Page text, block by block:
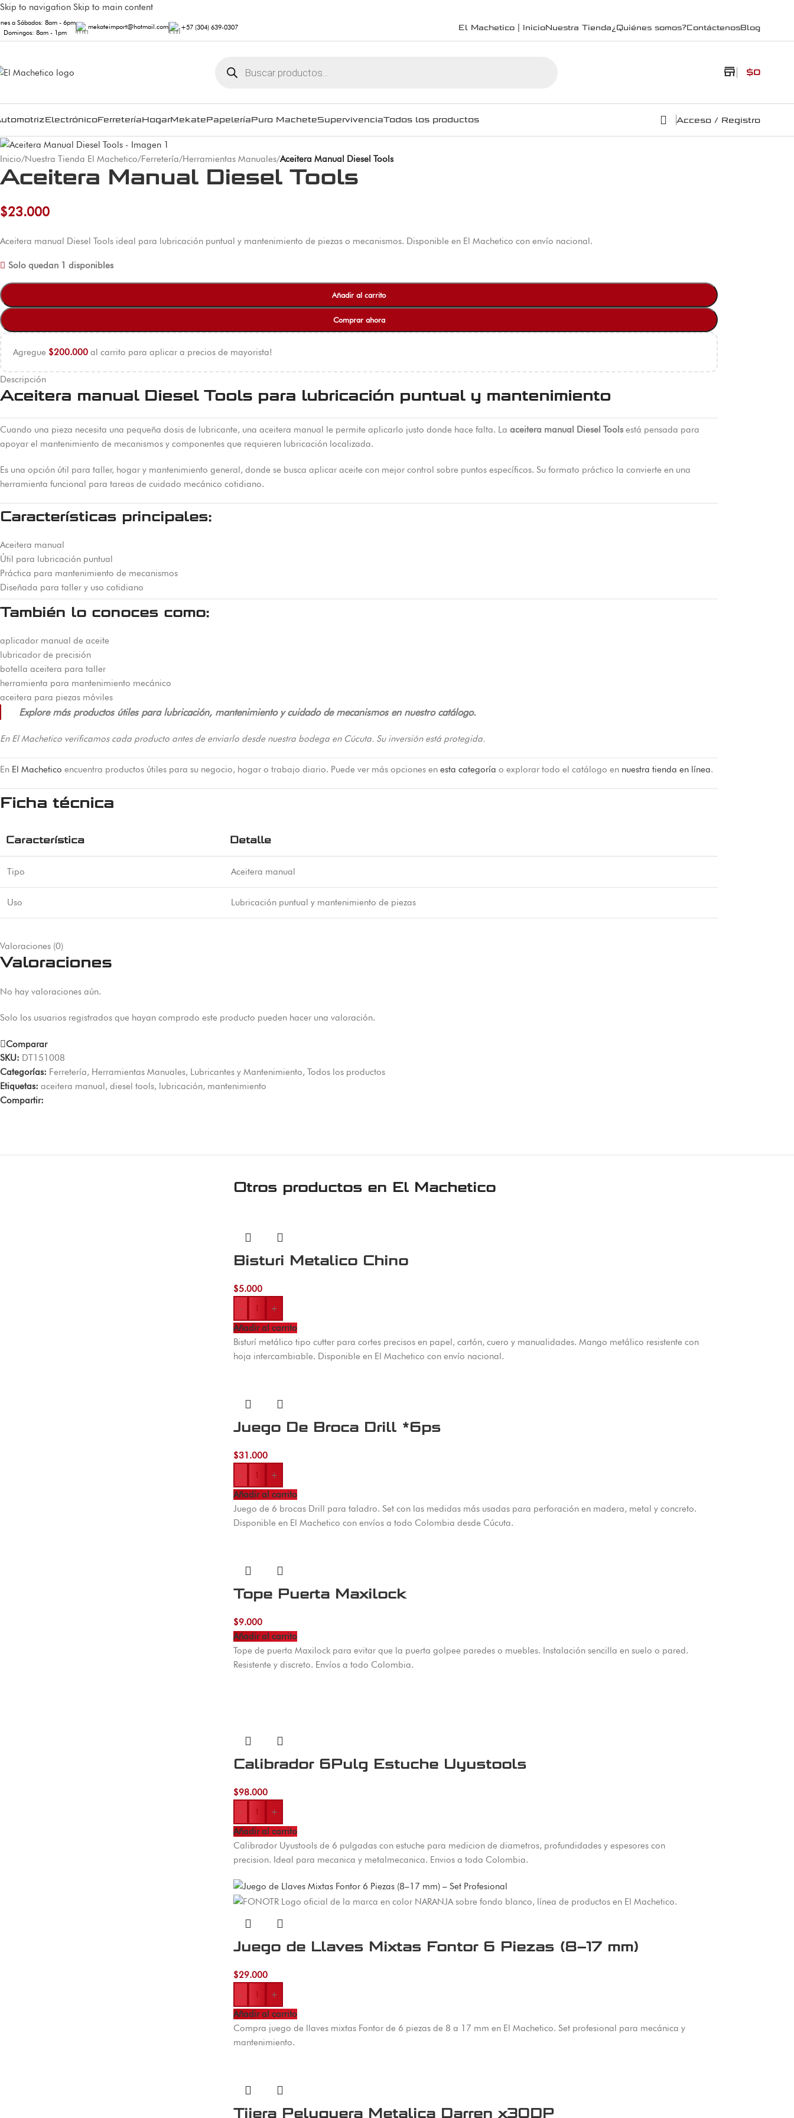
Skip to navigation Skip to main content
a Sábados: 8am - 6pm
Domingos: 8am - 1pm
mekateimport@hotmail.com +57 (304) 639-0307 El Machetico | InicioNuestra Tienda¿Quiénes somos?ContáctenosBlog
store $0
ElectrónicoFerreteríaHogarMekatePapeleríaPuro MacheteSupervivenciaTodos los productos Acceso / Registro
Inicio/Nuestra Tienda El Machetico/Ferretería/Herramientas Manuales/Aceitera Manual Diesel Tools
Aceitera Manual Diesel Tools
$23.000
Aceitera manual Diesel Tools ideal para lubricación puntual y mantenimiento de piezas o mecanismos. Disponible en El Machetico con envío nacional.
Solo quedan 1 disponibles
Añadir al carrito
Comprar ahora
Agregue $200.000 al carrito para aplicar a precios de mayorista!
Descripción
Aceitera manual Diesel Tools para lubricación puntual y mantenimiento
Cuando una pieza necesita una pequeña dosis de lubricante, una aceitera manual le permite aplicarlo justo donde hace falta. La aceitera manual Diesel Tools está pensada para
apoyar el mantenimiento de mecanismos y componentes que requieren lubricación localizada.
Es una opción útil para taller, hogar y mantenimiento general, donde se busca aplicar aceite con mejor control sobre puntos específicos. Su formato práctico la convierte en una
herramienta funcional para tareas de cuidado mecánico cotidiano.
Características principales:
Aceitera manual
Útil para lubricación puntual
Práctica para mantenimiento de mecanismos
Diseñada para taller y uso cotidiano
También lo conoces como:
aplicador manual de aceite
lubricador de precisión
botella aceitera para taller
herramienta para mantenimiento mecánico
aceitera para piezas móviles
Explore más productos útiles para lubricación, mantenimiento y cuidado de mecanismos en nuestro catálogo.
En El Machetico verificamos cada producto antes de enviarlo desde nuestra bodega en Cúcuta. Su inversión está protegida.
En El Machetico encuentra productos útiles para su negocio, hogar o trabajo diario. Puede ver más opciones en esta categoría o explorar todo el catálogo en nuestra tienda en línea.
Ficha técnica
Característica Detalle
Tipo Aceitera manual
Uso Lubricación puntual y mantenimiento de piezas
Valoraciones (0)
Valoraciones
No hay valoraciones aún.
Solo los usuarios registrados que hayan comprado este producto pueden hacer una valoración.
Comparar
SKU: DT151008
Categorías: Ferretería, Herramientas Manuales, Lubricantes y Mantenimiento, Todos los productos
Etiquetas: aceitera manual, diesel tools, lubricación, mantenimiento
Compartir:
Otros productos en El Machetico
Bisturi Metalico Chino
$5.000
-
+
Añadir al carrito
Bisturí metálico tipo cutter para cortes precisos en papel, cartón, cuero y manualidades. Mango metálico resistente con
hoja intercambiable. Disponible en El Machetico con envío nacional.
Juego De Broca Drill *6ps
$31.000
-
+
Añadir al carrito
Juego de 6 brocas Drill para taladro. Set con las medidas más usadas para perforación en madera, metal y concreto.
Disponible en El Machetico con envíos a todo Colombia desde Cúcuta.
Tope Puerta Maxilock
$9.000
Añadir al carrito
Tope de puerta Maxilock para evitar que la puerta golpee paredes o muebles. Instalación sencilla en suelo o pared.
Resistente y discreto. Envíos a todo Colombia.
Calibrador 6Pulg Estuche Uyustools
$98.000
-
+
Añadir al carrito
Calibrador Uyustools de 6 pulgadas con estuche para medicion de diametros, profundidades y espesores con
precision. Ideal para mecanica y metalmecanica. Envios a toda Colombia.
Juego de Llaves Mixtas Fontor 6 Piezas (8–17 mm)
$29.000
-
+
Añadir al carrito
Compra juego de llaves mixtas Fontor de 6 piezas de 8 a 17 mm en El Machetico. Set profesional para mecánica y
mantenimiento.
Tijera Peluquera Metalica Darren x30DP